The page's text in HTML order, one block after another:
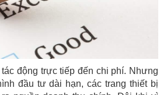
động trực tiếp đến chi phí. Nhưng
đầu tư dài hạn, các trang thiết bị